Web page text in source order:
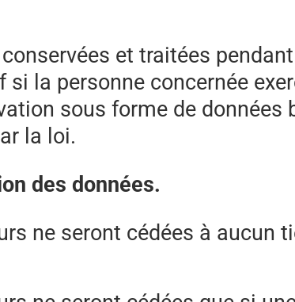
et traitées
la personne concernée
sous forme de données
la loi.
des données.
ne seront cédées à aucun